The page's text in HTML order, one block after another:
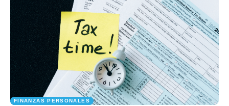
FINANZAS PERSONALES